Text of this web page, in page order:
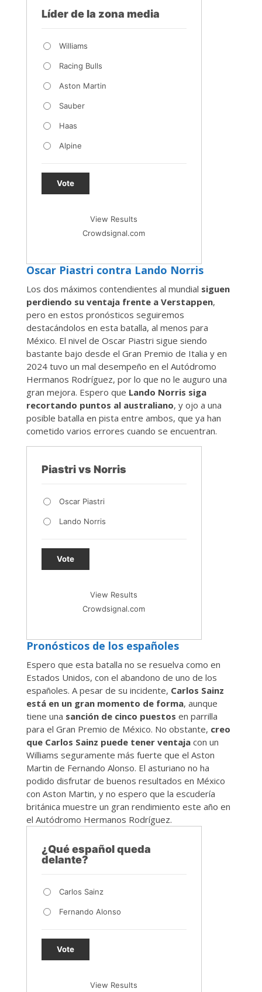
Líder de la zona media
Williams
Racing Bulls
Aston Martin
Sauber
Haas
Alpine
Vote
View Results
Crowdsignal.com
Oscar Piastri contra Lando Norris
Los dos máximos contendientes al mundial siguen
perdiendo su ventaja frente a Verstappen,
pero en estos pronósticos seguiremos
destacándolos en esta batalla, al menos para
México. El nivel de Oscar Piastri sigue siendo
bastante bajo desde el Gran Premio de Italia y en
2024 tuvo un mal desempeño en el Autódromo
Hermanos Rodríguez, por lo que no le auguro una
gran mejora. Espero que Lando Norris siga
recortando puntos al australiano, y ojo a una
posible batalla en pista entre ambos, que ya han
cometido varios errores cuando se encuentran.
Piastri vs Norris
Oscar Piastri
Lando Norris
Vote
View Results
Crowdsignal.com
Pronósticos de los españoles
Espero que esta batalla no se resuelva como en
Estados Unidos, con el abandono de uno de los
españoles. A pesar de su incidente, Carlos Sainz
está en un gran momento de forma, aunque
tiene una sanción de cinco puestos en parrilla
para el Gran Premio de México. No obstante, creo
que Carlos Sainz puede tener ventaja con un
Williams seguramente más fuerte que el Aston
Martin de Fernando Alonso. El asturiano no ha
podido disfrutar de buenos resultados en México
con Aston Martin, y no espero que la escudería
británica muestre un gran rendimiento este año en
el Autódromo Hermanos Rodríguez.
¿Qué español queda
delante?
Carlos Sainz
Fernando Alonso
Vote
View Results